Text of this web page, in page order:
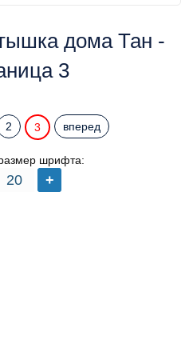
дома Тан -
3
2 3 вперед
шрифта: